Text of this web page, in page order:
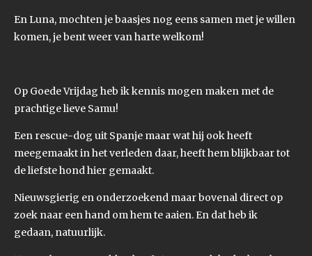
En Luna, mochten je baasjes nog eens samen met je willen
komen, je bent weer van harte welkom!
Op Goede Vrijdag heb ik kennis mogen maken met de
prachtige lieve Samu!
Een rescue-dog uit Spanje maar wat hij ook heeft
meegemaakt in het verleden daar, heeft hem blijkbaar tot
de liefste hond hier gemaakt.
Nieuwsgierig en onderzoekend maar bovenal direct op
zoek naar een hand om hem te aaien. En dat heb ik
gedaan, natuurlijk.